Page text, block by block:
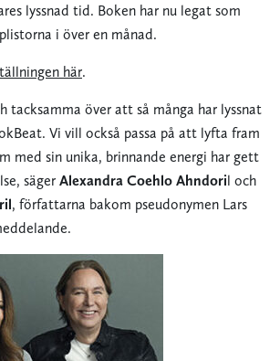
lyssnad tid. Boken har nu legat som
i över en månad.
här.
tacksamma över att så många har lyssnat
Vi vill också passa på att lyfta fram
med sin unika, brinnande energi har gett
säger Alexandra Coehlo Ahndoril och
, författarna bakom pseudonymen Lars